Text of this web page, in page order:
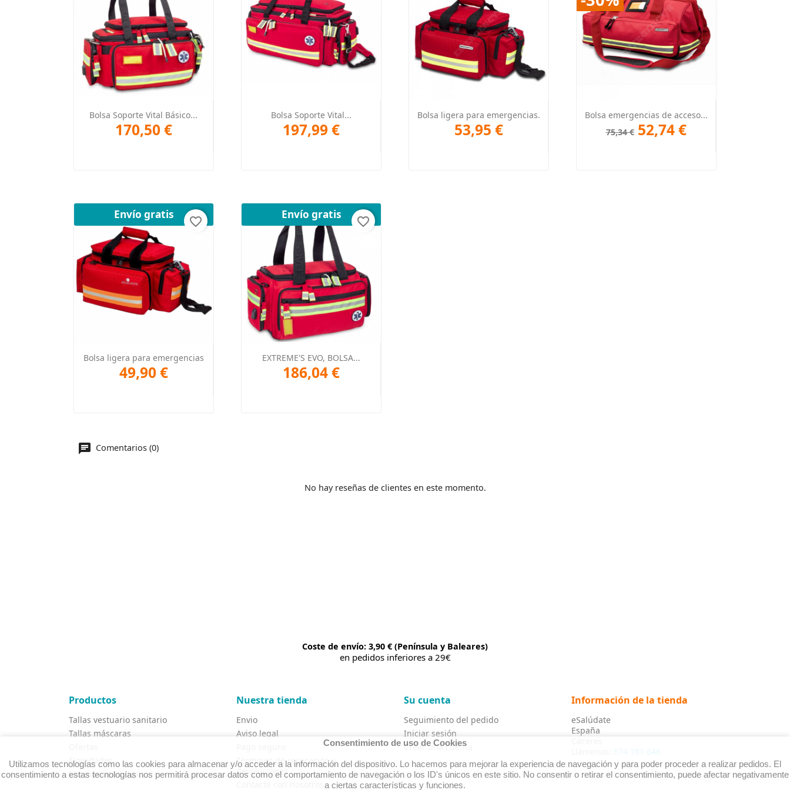
Vista rápida
Bolsa Soporte Vital Básico...
170,50 €
Vista rápida
Bolsa Soporte Vital...
197,99 €
Vista rápida
Bolsa ligera para emergencias.
53,95 €
Vista rápida
Bolsa emergencias de acceso...
75,34 € 52,74 €
Vista rápida
Bolsa ligera para emergencias
49,90 €
Envío gratis
favorite_border
Vista rápida
EXTREME'S EVO, BOLSA...
186,04 €
Envío gratis
favorite_border
Comentarios (0)
No hay reseñas de clientes en este momento.
Coste de envío: 3,90 € (Península y Baleares)
en pedidos inferiores a 29€
Productos
Tallas vestuario sanitario
Tallas máscaras
Novedades
Los más vendidos
Nuestra tienda
Envio
Aviso legal
Términos de revocación y
devoluciones
Su cuenta
Seguimiento del pedido
Iniciar sesión
Crear una cuenta
Información de la tienda
eSalúdate
España
Consentimiento de uso de Cookies
Utilizamos tecnologías como las cookies para almacenar y/o acceder a la información del dispositivo. Lo hacemos para mejorar la experiencia de navegación y para poder proceder a realizar pedidos. El
consentimiento a estas tecnologías nos permitirá procesar datos como el comportamiento de navegación o los ID's únicos en este sitio. No consentir o retirar el consentimiento, puede afectar negativamente
a ciertas características y funciones.